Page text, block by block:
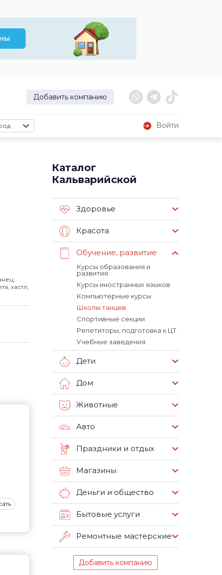
Добавить компанию
Войти
хастл,
Каталог
Кальварийской
Здоровье
Красота
Обучение, развитие
Курсы образования и
развития
Курсы иностранных языков
Компьютерные курсы
Школы танцев
Спортивные секции
Репетиторы, подготовка к ЦТ
Учебные заведения
Дети
Дом
Животные
Авто
Праздники и отдых
Магазины
Деньги и общество
Бытовые услуги
Ремонтные мастерские
Добавить компанию